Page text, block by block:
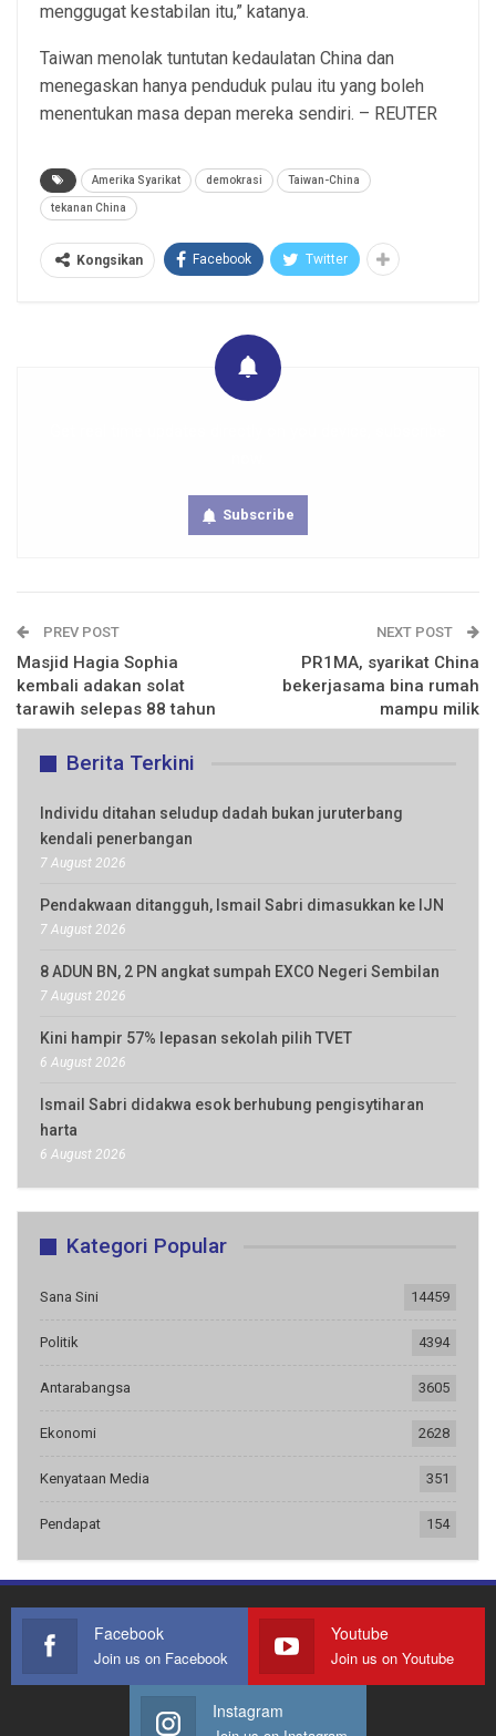
menggugat kestabilan itu,” katanya.
Taiwan menolak tuntutan kedaulatan China dan
menegaskan hanya penduduk pulau itu yang boleh
menentukan masa depan mereka sendiri. – REUTER
Amerika Syarikat demokrasi Taiwan-China
tekanan China
Kongsikan Facebook Twitter
Subscribe
PREV POST
Masjid Hagia Sophia
kembali adakan solat
tarawih selepas 88 tahun
NEXT POST
PR1MA, syarikat China
bekerjasama bina rumah
mampu milik
Berita Terkini
Individu ditahan seludup dadah bukan juruterbang
kendali penerbangan
7 August 2026
Pendakwaan ditangguh, Ismail Sabri dimasukkan ke IJN
7 August 2026
8 ADUN BN, 2 PN angkat sumpah EXCO Negeri Sembilan
7 August 2026
Kini hampir 57% lepasan sekolah pilih TVET
6 August 2026
Ismail Sabri didakwa esok berhubung pengisytiharan
harta
6 August 2026
Kategori Popular
Sana Sini 14459
Politik 4394
Antarabangsa 3605
Ekonomi 2628
Kenyataan Media 351
Pendapat 154
Facebook
Join us on Facebook
Youtube
Join us on Youtube
Instagram